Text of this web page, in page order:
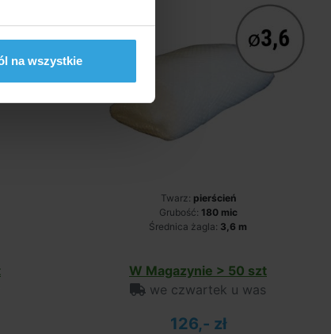
na wszystkie
Twarz: pierścień
Grubość: 180 mic
Średnica żagla: 3,6 m
W Magazynie > 50 szt
we czwartek u was
126,- zł